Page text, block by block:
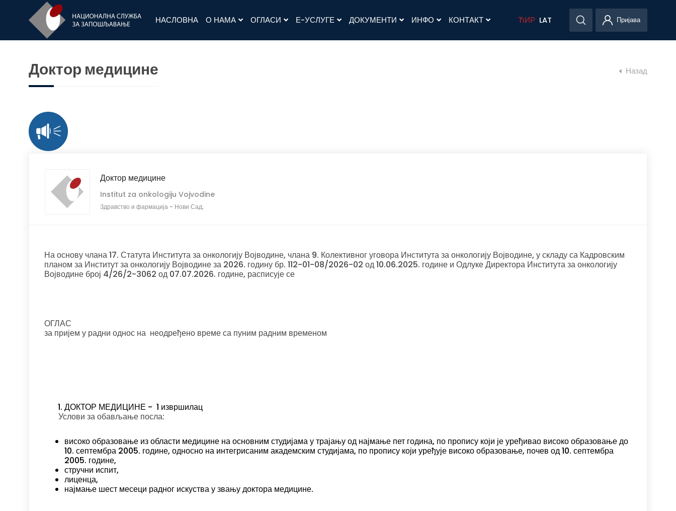
НАСЛОВНА О НАМА ОГЛАСИ Е-УСЛУГЕ ДОКУМЕНТИ ИНФО КОНТАКТ ЋИР LAT Пријава
Доктор медицине Назад
Доктор медицине
Institut za onkologiju Vojvodine
Здравство и фармација - Нови Сад;
На основу члана 17. Статута Института за онкологију Војводине, члана 9. Колективног уговора Института за онкологију Војводине, у складу са Кадровским
планом за Институт за онкологију Војводине за 2026. годину бр. 112-01-08/2026-02 од 10.06.2025. године и Одлуке Директора Института за онкологију
Војводине број 4/26/2-3062 од 07.07.2026. године, расписује се
ОГЛАС
за пријем у радни однос на неодређено време са пуним радним временом
ДОКТОР МЕДИЦИНЕ - 1 извршилац
Услови за обављање посла:
високо образовање из области медицине на основним студијама у трајању од најмање пет година, по пропису који је уређивао високо образовање до
10. септембра 2005. године, односно на интегрисаним академским студијама, по пропису који уређује високо образовање, почев од 10. септембра
2005. године,
стручни испит,
лиценца,
најмање шест месеци радног искуства у звању доктора медицине.